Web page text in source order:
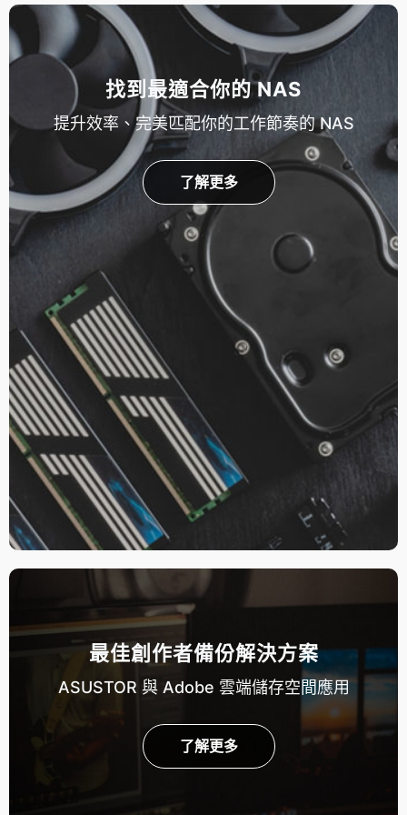
找到最適合你的 NAS
提升效率、完美匹配你的工作節奏的 NAS
了解更多
最佳創作者備份解決方案
ASUSTOR 與 Adobe 雲端儲存空間應用
了解更多